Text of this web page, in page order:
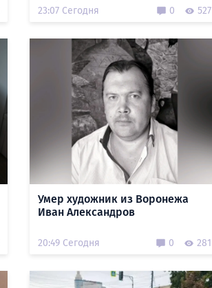
23:07 Сегодня 0 527
Умер художник из Воронежа
Иван Александров
20:49 Сегодня 0 281